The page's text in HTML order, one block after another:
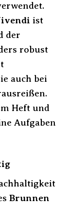
ist
der
robust
auch bei
Heft und
Aufgaben
Brunnen